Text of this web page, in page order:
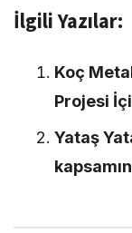
İlgili Yazılar:
Koç
Projesi
Yataş